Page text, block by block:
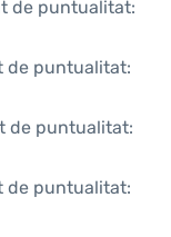
de puntualitat:
de puntualitat:
de puntualitat:
de puntualitat: